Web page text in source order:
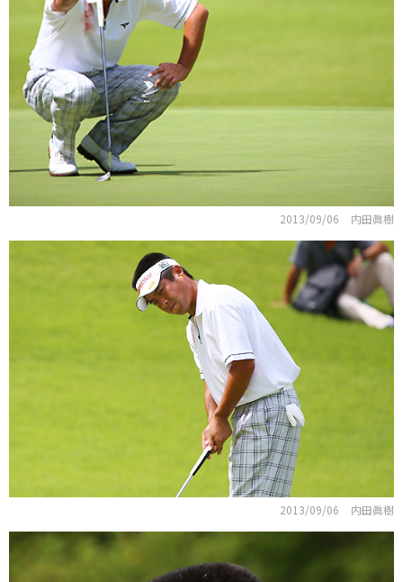
2013/09/06 内田眞樹
2013/09/06 内田眞樹